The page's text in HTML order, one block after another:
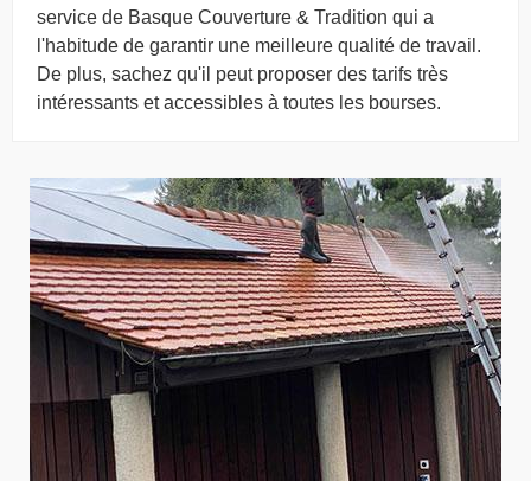
service de Basque Couverture & Tradition qui a
l'habitude de garantir une meilleure qualité de travail.
De plus, sachez qu'il peut proposer des tarifs très
intéressants et accessibles à toutes les bourses.